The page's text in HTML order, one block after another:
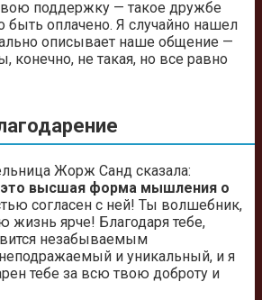
поддержку — такое дружбе
оплачено. Я случайно нашел
описывает наше общение —
конечно, не такая, но все равно
Жорж Санд сказала:
это высшая форма мышления о
согласен с ней! Ты волшебник,
жизнь ярче! Благодаря тебе,
незабываемым
и уникальный, и я
тебе за всю твою доброту и